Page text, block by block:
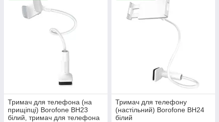
Тримач для телефона (на
прищіпці) Borofone BH23
білий, тримач для телефона
Тримач для телефону
(настільний) Borofone BH24
білий